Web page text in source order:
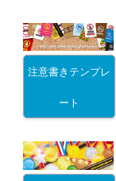
注意書きテンプレ
ート